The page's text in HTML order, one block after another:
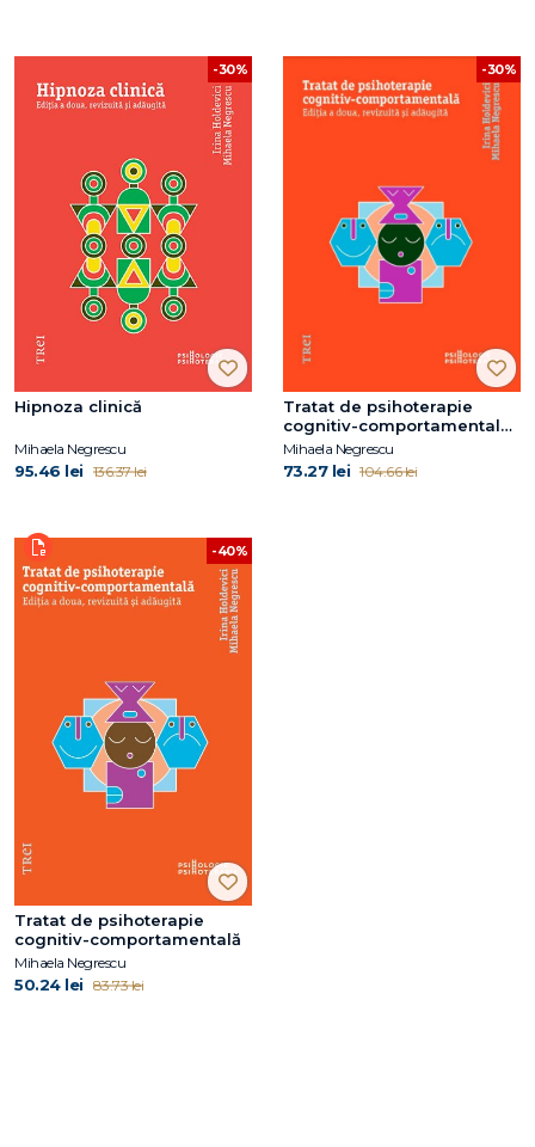
-30%
Hipnoza clinică
Mihaela Negrescu
95.46 lei 136.37 lei
-30%
Tratat de psihoterapie
cognitiv-comportamentală.
Ediția a doua, revizuită și
adăugită
Mihaela Negrescu
73.27 lei 104.66 lei
-40%
Tratat de psihoterapie
cognitiv-comportamentală
Mihaela Negrescu
50.24 lei 83.73 lei